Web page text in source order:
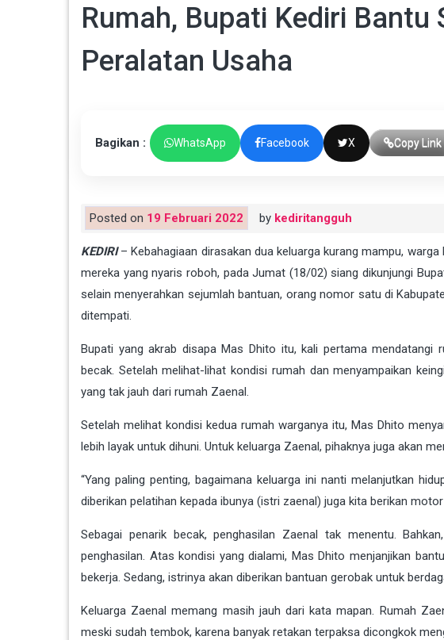
Rumah, Bupati Kediri Bantu
Peralatan Usaha
Bagikan : WhatsApp Facebook X Copy Link
Posted on 19 Februari 2022 by kediritangguh
KEDIRI– Kebahagiaan dirasakan dua keluarga kurang mampu, warga
mereka yang nyaris roboh, pada Jumat (18/02) siang dikunjungi
selain menyerahkan sejumlah bantuan, orang nomor satu di
ditempati.
Bupati yang akrab disapa Mas Dhito itu, kali pertama mendatangi
becak. Setelah melihat-lihat kondisi rumah dan menyampaikan
yang tak jauh dari rumah Zaenal.
Setelah melihat kondisi kedua rumah warganya itu, Mas Dhito
lebih layak untuk dihuni. Untuk keluarga Zaenal, pihaknya juga akan
“Yang paling penting, bagaimana keluarga ini nanti melanjutkan
diberikan pelatihan kepada ibunya (istri zaenal) juga kita berikan
Sebagai penarik becak, penghasilan Zaenal tak menentu.
penghasilan. Atas kondisi yang dialami, Mas Dhito menjanjikan
bekerja. Sedang, istrinya akan diberikan bantuan gerobak untuk
Keluarga Zaenal memang masih jauh dari kata mapan. Rumah
meski sudah tembok, karena banyak retakan terpaksa dicongkok